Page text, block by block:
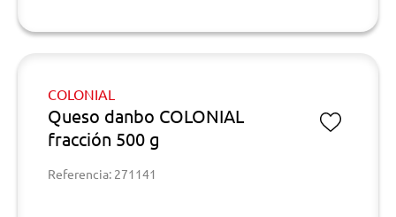
COLONIAL
Queso danbo COLONIAL
fracción 500 g
Referencia: 271141